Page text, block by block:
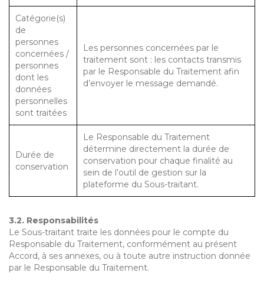
Catégorie(s)
de
personnes
concernées /
personnes
dont les
données
personnelles
sont traitées
Les personnes concernées par le
traitement sont : les contacts transmis
par le Responsable du Traitement afin
d’envoyer le message demandé.
Durée de
conservation
Le Responsable du Traitement
détermine directement la durée de
conservation pour chaque finalité au
sein de l’outil de gestion sur la
plateforme du Sous-traitant.
3.2. Responsabilités
Le Sous-traitant traite les données pour le compte du
Responsable du Traitement, conformément au présent
Accord, à ses annexes, ou à toute autre instruction donnée
par le Responsable du Traitement.